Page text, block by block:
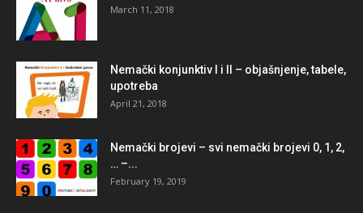
March 11, 2018
Nemački konjunktiv I i II – objašnjenje, tabele,
upotreba
April 21, 2018
Nemački brojevi – svi nemački brojevi 0, 1, 2,
… –...
February 19, 2019